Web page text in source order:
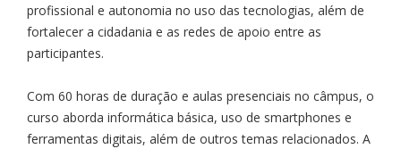
profissional e autonomia no uso das tecnologias, além de
fortalecer a cidadania e as redes de apoio entre as
participantes.
Com 60 horas de duração e aulas presenciais no câmpus, o
curso aborda informática básica, uso de smartphones e
ferramentas digitais, além de outros temas relacionados. A